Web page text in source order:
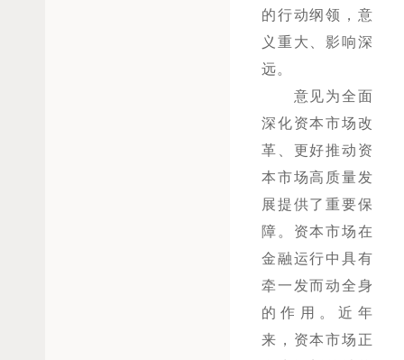
的行动纲领，意
义重大、影响深
远。
意见为全面
深化资本市场改
革、更好推动资
本市场高质量发
展提供了重要保
障。资本市场在
金融运行中具有
牵一发而动全身
的作用。近年
来，资本市场正